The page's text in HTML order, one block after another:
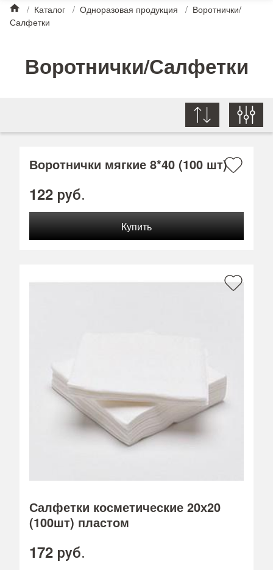
/ Каталог / Одноразовая продукция / Воротнички/
Салфетки
Воротнички/Салфетки
Воротнички мягкие 8*40 (100 шт)
122 руб.
Салфетки косметические 20х20
(100шт) пластом
172 руб.